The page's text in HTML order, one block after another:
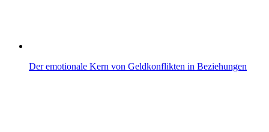
Der emotionale Kern von Geldkonflikten in Beziehungen